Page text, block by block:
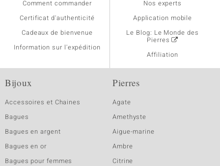
Comment commander
Certificat d'authenticité
Cadeaux de bienvenue
Information sur l'expédition
Nos experts
Application mobile
Le Blog: Le Monde des
Pierres
Affiliation
Bijoux
Accessoires et Chaines
Bagues
Bagues en argent
Bagues en or
Bagues pour femmes
Pierres
Agate
Amethyste
Aigue-marine
Ambre
Citrine